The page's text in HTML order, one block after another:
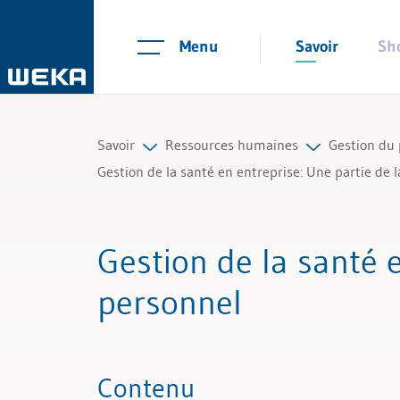
Menu Savoir
Savoir
Gestion et management
Compétences personnelles
Ressources humaines
Contrats de travail et règlements
Temps de travail et absences
Gestion du
Gestion de la santé en entreprise: Une partie de
Gestion de la santé
personnel
Contenu